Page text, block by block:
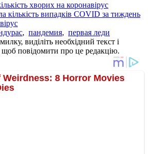
хворих на коронавірус
кількість випадків COVID за тиждень
, пандемия, первая леди
виділіть необхідний текст і
щоб повідомити про це редакцію.